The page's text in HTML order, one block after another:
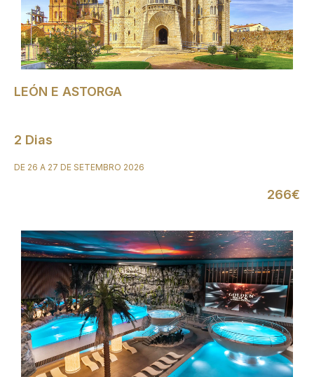
LEÓN E ASTORGA
2 Dias
DE 26 A 27 DE SETEMBRO 2026
266€